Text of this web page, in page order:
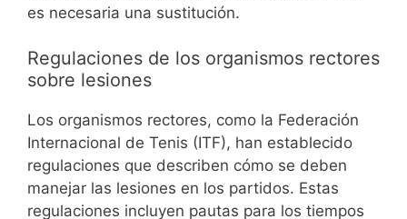
es necesaria una sustitución.
Regulaciones de los organismos rectores
sobre lesiones
Los organismos rectores, como la Federación
Internacional de Tenis (ITF), han establecido
regulaciones que describen cómo se deben
manejar las lesiones en los partidos. Estas
regulaciones incluyen pautas para los tiempos